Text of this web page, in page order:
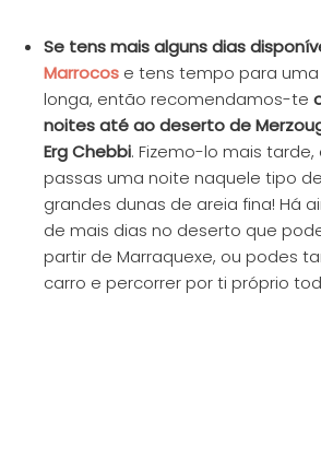
Se tens mais alguns dias
Marrocos e tens tempo para
longa, então recomendamos-te
noites até ao deserto de
Erg Chebbi. Fizemo-lo mais tarde,
passas uma noite naquele tipo
grandes dunas de areia fina! Há
de mais dias no deserto que
partir de Marraquexe, ou podes
carro e percorrer por ti próprio